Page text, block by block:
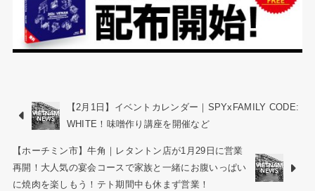
【2月1日】イベントカレンダー｜SPYxFAMILY CODE:
WHITE！味噌作り講座を開催など
【ホーチミン市】牛角｜レタントン店が1月29日に営業
再開！大人気の宴会コースで家族と一緒にお腹いっぱい
に焼肉を楽しもう！テト期間中も休まず営業！